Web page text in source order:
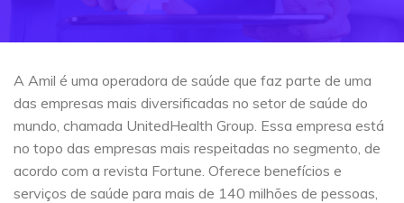
A Amil é uma operadora de saúde que faz parte de uma
das empresas mais diversificadas no setor de saúde do
mundo, chamada UnitedHealth Group. Essa empresa está
no topo das empresas mais respeitadas no segmento, de
acordo com a revista Fortune. Oferece benefícios e
serviços de saúde para mais de 140 milhões de pessoas,